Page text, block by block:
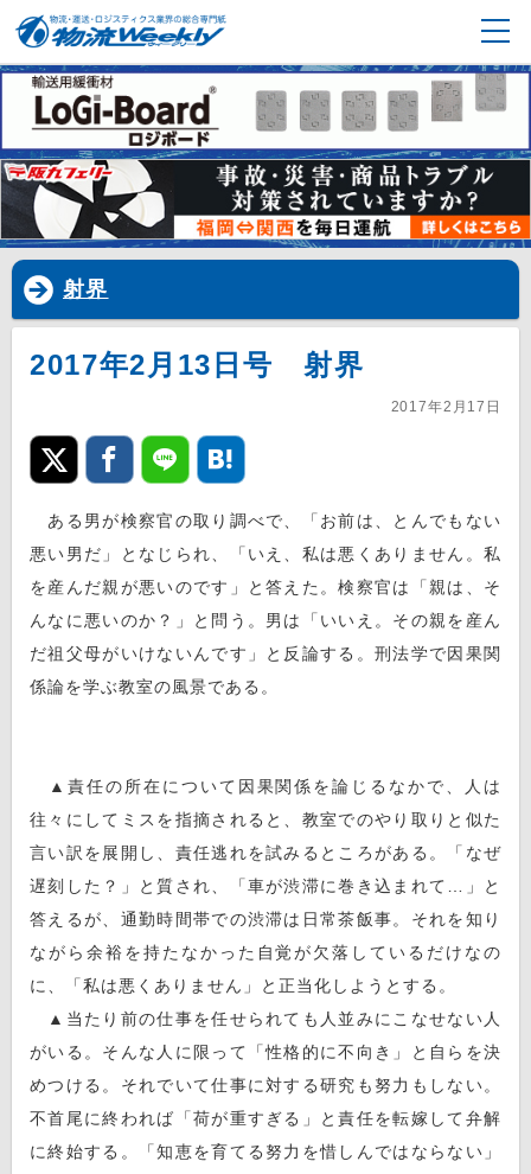
射界
2017年2月13日号 射界
2017年2月17日
ある男が検察官の取り調べで、「お前は、とんでもない
悪い男だ」となじられ、「いえ、私は悪くありません。私
を産んだ親が悪いのです」と答えた。検察官は「親は、そ
んなに悪いのか？」と問う。男は「いいえ。その親を産ん
だ祖父母がいけないんです」と反論する。刑法学で因果関
係論を学ぶ教室の風景である。
▲責任の所在について因果関係を論じるなかで、人は
往々にしてミスを指摘されると、教室でのやり取りと似た
言い訳を展開し、責任逃れを試みるところがある。「なぜ
遅刻した？」と質され、「車が渋滞に巻き込まれて…」と
答えるが、通勤時間帯での渋滞は日常茶飯事。それを知り
ながら余裕を持たなかった自覚が欠落しているだけなの
に、「私は悪くありません」と正当化しようとする。
▲当たり前の仕事を任せられても人並みにこなせない人
がいる。そんな人に限って「性格的に不向き」と自らを決
めつける。それでいて仕事に対する研究も努力もしない。
不首尾に終われば「荷が重すぎる」と責任を転嫁して弁解
に終始する。「知恵を育てる努力を惜しんではならない」